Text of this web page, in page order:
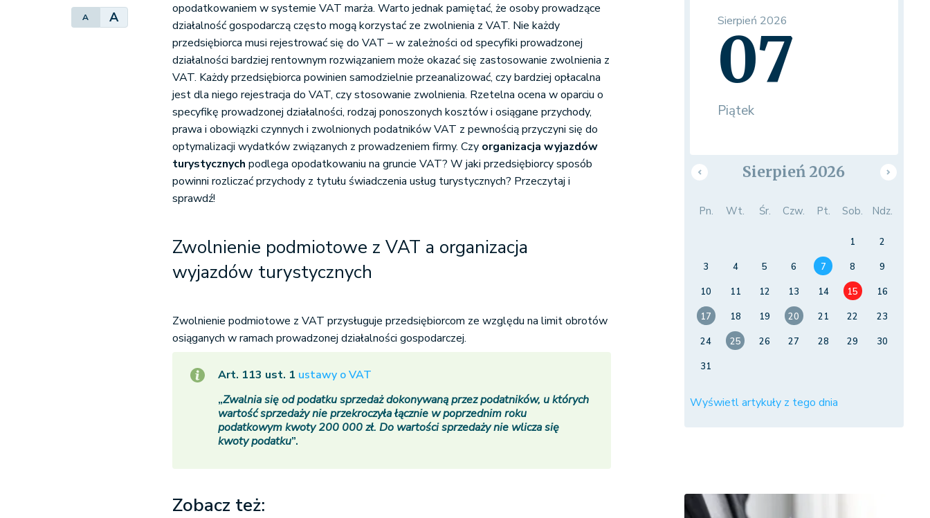
A A
opodatkowaniem w systemie VAT marża. Warto jednak pamiętać, że osoby prowadzące
działalność gospodarczą często mogą korzystać ze zwolnienia z VAT. Nie każdy
przedsiębiorca musi rejestrować się do VAT – w zależności od specyfiki prowadzonej
działalności bardziej rentownym rozwiązaniem może okazać się zastosowanie zwolnienia z
VAT. Każdy przedsiębiorca powinien samodzielnie przeanalizować, czy bardziej opłacalna
jest dla niego rejestracja do VAT, czy stosowanie zwolnienia. Rzetelna ocena w oparciu o
specyfikę prowadzonej działalności, rodzaj ponoszonych kosztów i osiągane przychody,
prawa i obowiązki czynnych i zwolnionych podatników VAT z pewnością przyczyni się do
optymalizacji wydatków związanych z prowadzeniem firmy. Czy organizacja wyjazdów
turystycznychpodlega opodatkowaniu na gruncie VAT? W jaki przedsiębiorcy sposób
powinni rozliczać przychody z tytułu świadczenia usług turystycznych? Przeczytaj i
sprawdź!
Zwolnienie podmiotowe z VAT a organizacja
wyjazdów turystycznych
Zwolnienie podmiotowe z VAT przysługuje przedsiębiorcom ze względu na limit obrotów
osiąganych w ramach prowadzonej działalności gospodarczej.
Art. 113 ust. 1 ustawy o VAT
„Zwalnia się od podatku sprzedaż dokonywaną przez podatników, u których
wartość sprzedaży nie przekroczyła łącznie w poprzednim roku
podatkowym kwoty 200 000 zł. Do wartości sprzedaży nie wlicza się
kwoty podatku”.
Zobacz też:
Sierpień 2026
07
Piątek
Sierpień 2026
Pn. Wt. Śr. Czw. Pt. Sob. Ndz.
1
2
3
4 5 6 7 8
9
10
11 12 13 14 15
16
17
18 19 20 21 22
23
24
25 26 27 28 29
30
31
Wyświetl artykuły z tego dnia